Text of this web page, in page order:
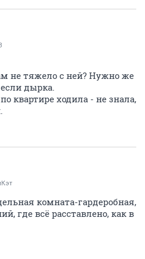
не тяжело с ней? Нужно же
дырка.
квартире ходила - не знала,
комната-гардеробная,
где всё расставлено, как в